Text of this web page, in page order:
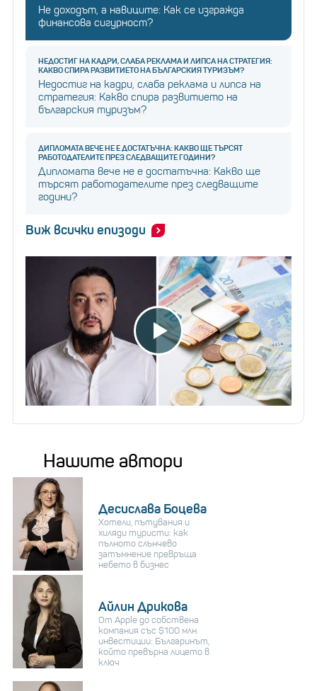
Не доходът, а навиците: Как се изгражда
финансова сигурност?
НЕДОСТИГ НА КАДРИ, СЛАБА РЕКЛАМА И ЛИПСА НА СТРАТЕГИЯ:
КАКВО СПИРА РАЗВИТИЕТО НА БЪЛГАРСКИЯ ТУРИЗЪМ?
Недостиг на кадри, слаба реклама и липса на
стратегия: Какво спира развитието на
българския туризъм?
ДИПЛОМАТА ВЕЧЕ НЕ Е ДОСТАТЪЧНА: КАКВО ЩЕ ТЪРСЯТ
РАБОТОДАТЕЛИТЕ ПРЕЗ СЛЕДВАЩИТЕ ГОДИНИ?
Дипломата вече не е достатъчна: Какво ще
търсят работодателите през следващите
години?
Виж всички епизоди
Нашите автори
Десислава Боцева
Хотели, пътувания и
хиляди туристи: как
пълното слънчево
затъмнение превръща
небето в бизнес
Айлин Дрикова
От Apple до собствена
компания със $100 млн.
инвестиции: Българинът,
който превърна лицето в
ключ